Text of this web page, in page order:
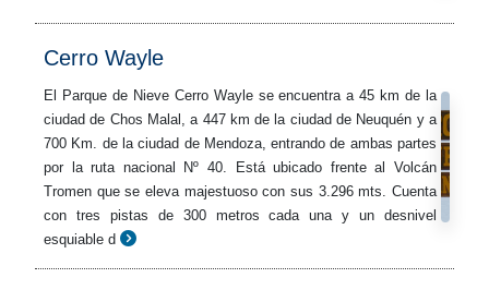
Cerro Wayle
El Parque de Nieve Cerro Wayle se encuentra a 45 km de la
ciudad de Chos Malal, a 447 km de la ciudad de Neuquén y a
700 Km. de la ciudad de Mendoza, entrando de ambas partes
por la ruta nacional Nº 40. Está ubicado frente al Volcán
Tromen que se eleva majestuoso con sus 3.296 mts. Cuenta
con tres pistas de 300 metros cada una y un desnivel
esquiable d